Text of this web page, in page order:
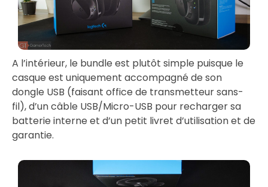
A l’intérieur, le bundle est plutôt simple puisque le
casque est uniquement accompagné de son
dongle USB (faisant office de transmetteur sans-
fil), d’un câble USB/Micro-USB pour recharger sa
batterie interne et d’un petit livret d’utilisation et de
garantie.